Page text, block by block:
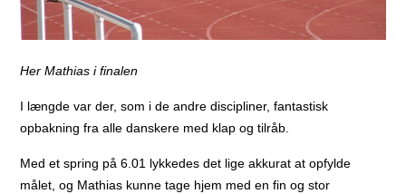
Her Mathias i finalen
I længde var der, som i de andre discipliner, fantastisk
opbakning fra alle danskere med klap og tilråb.
Med et spring på 6.01 lykkedes det lige akkurat at opfylde
målet, og Mathias kunne tage hjem med en fin og stor